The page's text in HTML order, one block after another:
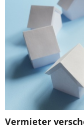
Vermieter